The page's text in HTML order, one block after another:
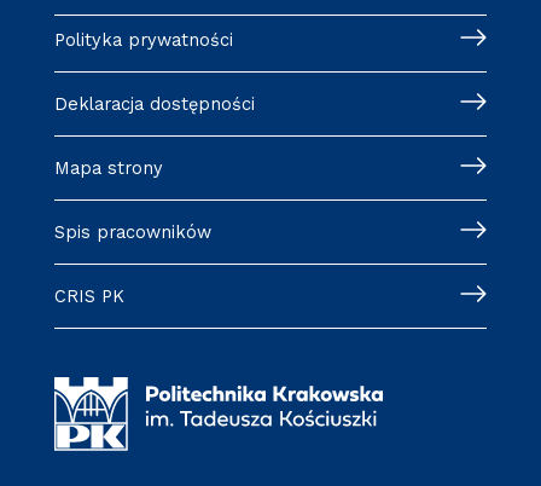
Polityka prywatności
Deklaracja dostępności
Mapa strony
Spis pracowników
CRIS PK